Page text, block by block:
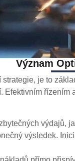
Význam
je to
výdajů,
výsledek.